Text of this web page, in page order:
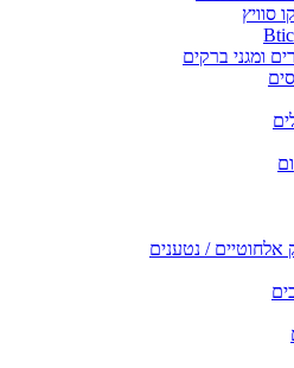
סוויץ
ומגני ברקים
/ נטענים